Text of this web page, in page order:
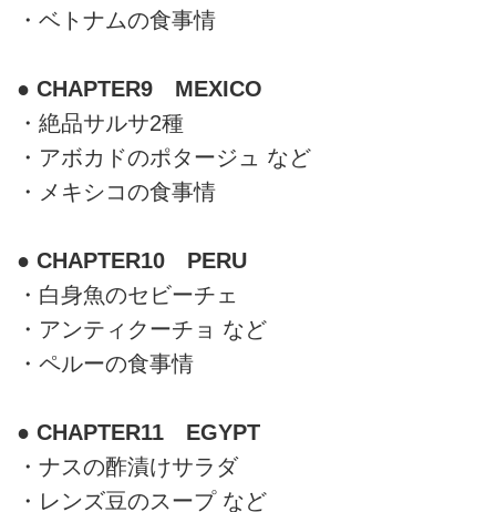
・ベトナムの食事情
● CHAPTER9 MEXICO
・絶品サルサ2種
・アボカドのポタージュ など
・メキシコの食事情
● CHAPTER10 PERU
・白身魚のセビーチェ
・アンティクーチョ など
・ペルーの食事情
● CHAPTER11 EGYPT
・ナスの酢漬けサラダ
・レンズ豆のスープ など